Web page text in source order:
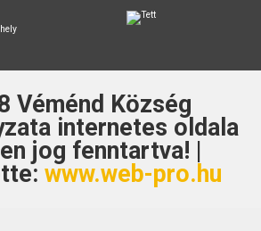
Véménd Község
internetes oldala
jog fenntartva! |
www.web-pro.hu